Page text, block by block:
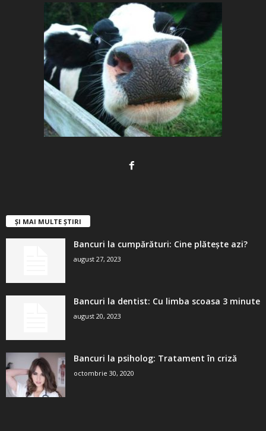
ȘI MAI MULTE ȘTIRI
Bancuri la cumpărături: Cine plătește azi?
august 27, 2023
Bancuri la dentist: Cu limba scoasa 3 minute
august 20, 2023
Bancuri la psiholog: Tratament în criză
octombrie 30, 2020